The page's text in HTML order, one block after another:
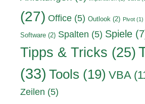
(27) Office (5) Outlook (2) Pivot (1)
Software (2) Spalten (5) Spiele
Tipps & Tricks (25)
(33) Tools (19) VBA
Zeilen (5)